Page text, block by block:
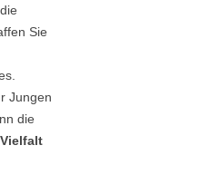
Sie
Jungen
die
Vielfalt